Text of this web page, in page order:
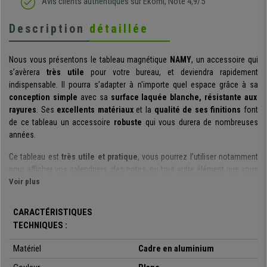
Description détaillée
Nous vous présentons le tableau magnétique NAMY, un accessoire qui
s’avèrera très utile pour votre bureau, et deviendra rapidement
indispensable. Il pourra s’adapter à n'importe quel espace grâce à sa
conception simple avec sa surface laquée blanche, résistante aux
rayures. Ses excellents matériauxet la qualité de ses finitions font
de ce tableau un accessoire robuste qui vous durera de nombreuses
années.
Ce tableau esttrès utile et pratique, vous pourrez l’utiliser notamment
pour afficher vos calendriers, des notes, ou tout autre élément que vous
souhaitez mettre en évidence. De plus, les éléments magnétiques inclus
12 aimants. Il deviendra sans aucun doute un accessoire indispensable
dans votre bureau, et vous accompagnera au quotidien !
d’excellente qualité
structure en aluminiumestsolide et stable
Voir plus
CARACTÉRISTIQUES
TECHNIQUES :
Matériel
Cadre en aluminium